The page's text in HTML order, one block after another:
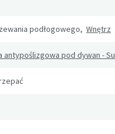
podłogowego, Wnętrz
antypoślizgowa pod dywan -